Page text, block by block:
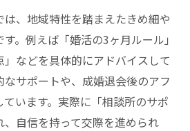
、地域特性を踏まえたきめ細や
。例えば「婚活の3ヶ月ルール」
などを具体的にアドバイスして
サポートや、成婚退会後のアフ
います。実際に「相談所のサポ
自信を持って交際を進められ